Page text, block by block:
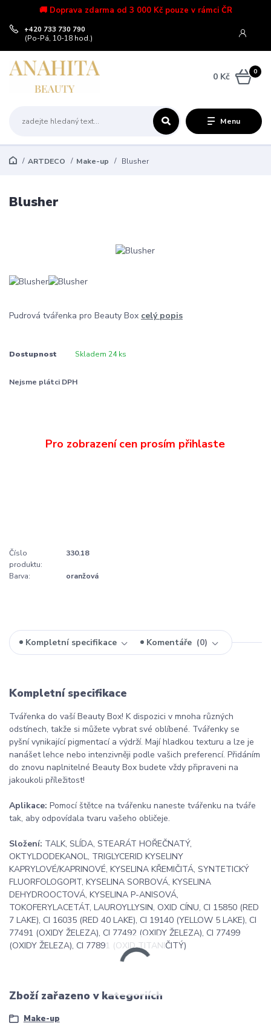
🚚 Doprava zdarma od 3 000 Kč pouze v rámci ČR
Menu
+420 733 730 790
(Po-Pá, 10-18 hod.)
0
0 Kč
ARTDECO Make-up Blusher
Blusher
Pudrová tvářenka pro Beauty Box celý popis
Dostupnost Skladem 24 ks
Nejsme plátci DPH
Číslo
produktu:
330.18
Barva: oranžová
Kompletní specifikace Komentáře 0
Kompletní specifikace
Tvářenka do vaší Beauty Box! K dispozici v mnoha různých
odstínech, takže si můžete vybrat své oblíbené. Tvářenky se
pyšní vynikající pigmentací a výdrží. Mají hladkou texturu a lze je
nanášet lehce nebo intenzivněji podle vašich preferencí. Přidáním
do znovu naplnitelné Beauty Box budete vždy připraveni na
jakoukoli příležitost!
Aplikace: Pomocí štětce na tvářenku naneste tvářenku na tváře
tak, aby odpovídala tvaru vašeho obličeje.
Složení: TALK, SLÍDA, STEARÁT HOŘEČNATÝ,
OKTYLDODEKANOL, TRIGLYCERID KYSELINY
KAPRYLOVÉ/KAPRINOVÉ, KYSELINA KŘEMIČITÁ, SYNTETICKÝ
FLUORFOLOGOPIT, KYSELINA SORBOVÁ, KYSELINA
DEHYDROOCTOVÁ, KYSELINA P-ANISOVÁ,
TOKOFERYLACETÁT, LAUROYLLYSIN, OXID CÍNU, CI 15850 (RED
7 LAKE), CI 16035 (RED 40 LAKE), CI 19140 (YELLOW 5 LAKE), CI
77491 (OXIDY ŽELEZA), CI 77492 (OXIDY ŽELEZA), CI 77499
(OXIDY ŽELEZA), CI 77891 (OXID TITANIČITÝ)
Zboží zařazeno v kategoriích
Make-up